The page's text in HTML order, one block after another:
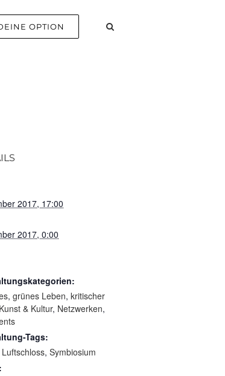
OPTION
2017, 17:00
2017, 0:00
, grünes Leben, kritischer
Kunst & Kultur, Netzwerken,
Tags:
Luftschloss, Symbiosium